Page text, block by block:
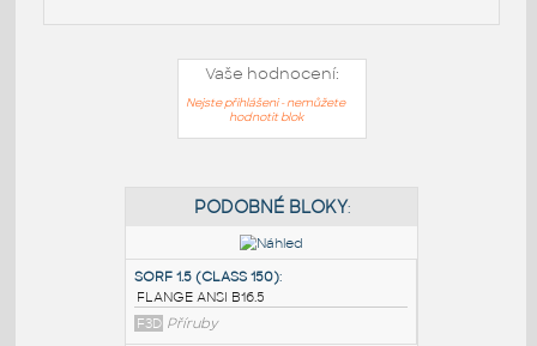
Vaše hodnocení:
Nejste přihlášeni - nemůžete
hodnotit blok